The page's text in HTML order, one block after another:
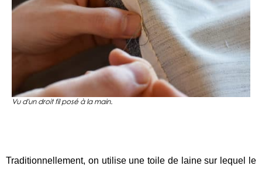
Vu d'un droit fil posé à la main.
Traditionnellement, on utilise une toile de laine sur lequel le